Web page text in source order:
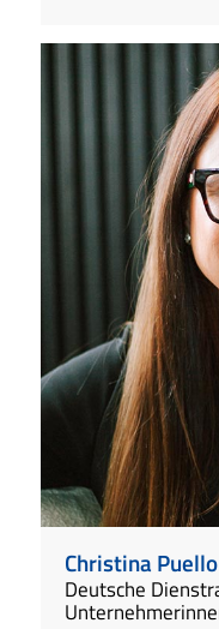
Christina Puello
Deutsche